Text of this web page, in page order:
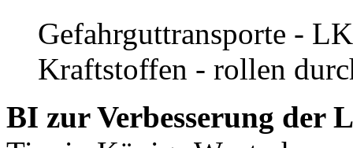
Gefahrguttransporte -
Kraftstoffen - rollen
BI zur Verbesserung der